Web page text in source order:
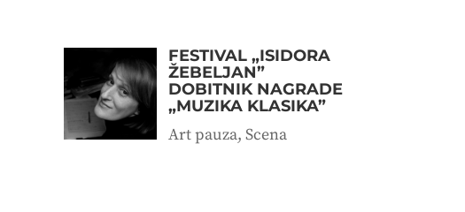
FESTIVAL „ISIDORA
ŽEBELJAN”
DOBITNIK NAGRADE
„MUZIKA KLASIKA”
Art pauza, Scena